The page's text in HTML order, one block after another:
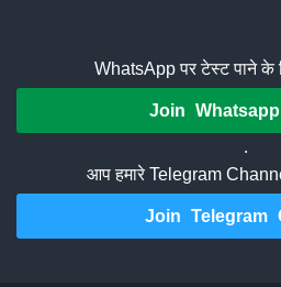
WhatsApp पर टेस्ट पाने के
Join
.
आप हमारे Telegram
Join Telegram